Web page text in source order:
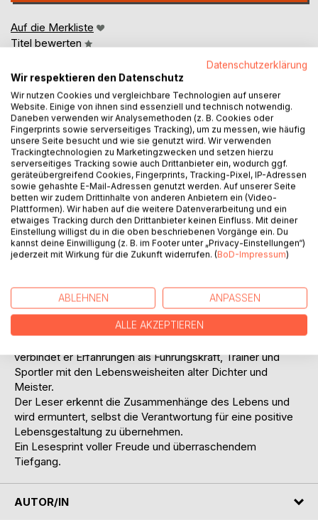
Auf die Merkliste
Titel bewerten
BESCHREIBUNG
Selbstbestimmtheit und Freude sind die Garanten für den
Erfolg im Leben – sei es im Beruf, beim Sport oder im
privaten Bereich.
Erst ein Skiunfall zeigt dem Autor, dass ihm diese Garanten
abhandengekommen waren, dass er sich auf der falschen
damit aufgezwungene Langsamkeit machen ihm deutlich,
was im Leben wirklich wichtig ist.
Verständlich, unterhaltsam und immer auf Augenhöhe
verbindet er Erfahrungen als Führungskraft, Trainer und
Sportler mit den Lebensweisheiten alter Dichter und
Meister.
Der Leser erkennt die Zusammenhänge des Lebens und
wird ermuntert, selbst die Verantwortung für eine positive
Lebensgestaltung zu übernehmen.
Ein Lesesprint voller Freude und überraschendem
Tiefgang.
AUTOR/IN
Datenschutzerklärung
Wir respektieren den Datenschutz
Wir nutzen Cookies und vergleichbare Technologien auf unserer
Website. Einige von ihnen sind essenziell und technisch notwendig.
Daneben verwenden wir Analysemethoden (z. B. Cookies oder
Fingerprints sowie serverseitiges Tracking), um zu messen, wie häufig
unsere Seite besucht und wie sie genutzt wird. Wir verwenden
Trackingtechnologien zu Marketingzwecken und setzen hierzu
serverseitiges Tracking sowie auch Drittanbieter ein, wodurch ggf.
geräteübergreifend Cookies, Fingerprints, Tracking-Pixel, IP-Adressen
sowie gehashte E-Mail-Adressen genutzt werden. Auf unserer Seite
betten wir zudem Drittinhalte von anderen Anbietern ein (Video-
Plattformen). Wir haben auf die weitere Datenverarbeitung und ein
etwaiges Tracking durch den Drittanbieter keinen Einfluss. Mit deiner
Einstellung willigst du in die oben beschriebenen Vorgänge ein. Du
kannst deine Einwilligung (z. B. im Footer unter „Privacy-Einstellungen“)
jederzeit mit Wirkung für die Zukunft widerrufen. (BoD-Impressum)
ABLEHNEN ANPASSEN
ALLE AKZEPTIEREN